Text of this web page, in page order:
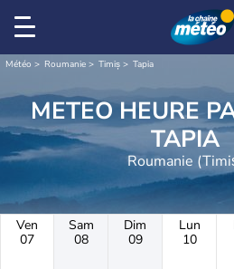
Météo Roumanie Timiș Tapia
METEO HEURE
TAPIA
Roumanie
Ven
07
Sam
08
Dim
09
Lun
10